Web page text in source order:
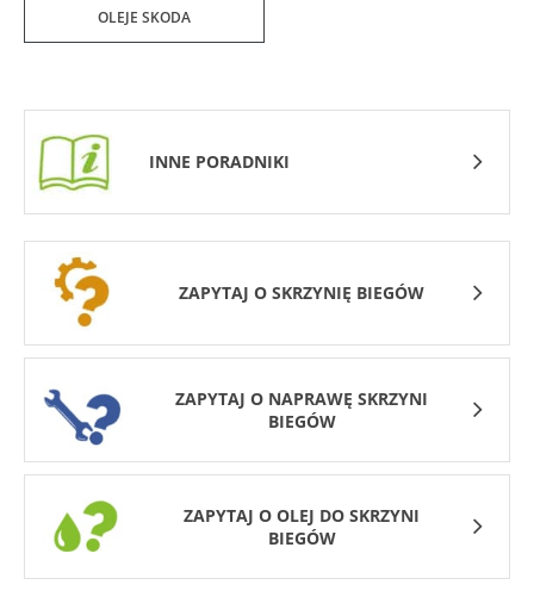
OLEJE SKODA
INNE PORADNIKI
ZAPYTAJ O SKRZYNIĘ BIEGÓW
ZAPYTAJ O NAPRAWĘ SKRZYNI
BIEGÓW
ZAPYTAJ O OLEJ DO SKRZYNI
BIEGÓW